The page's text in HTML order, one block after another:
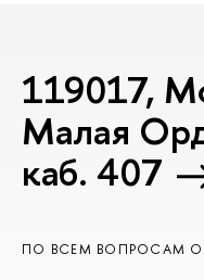
119017,
Малая
каб. 407
ПО ВСЕМ ВОПРОСАМ